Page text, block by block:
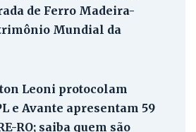
de Ferro Madeira-
Mundial da
Leoni protocolam
e Avante apresentam 59
RO; saiba quem são